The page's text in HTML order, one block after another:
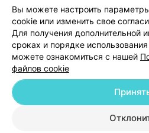
Обработка
© 2026 ООО «Артокс Лаб», УНП 191700409
Вы можете настроить
cookie или изменить свое
Для получения дополнительной
сроках и порядке
можете ознакомиться с нашей
файлов cookie